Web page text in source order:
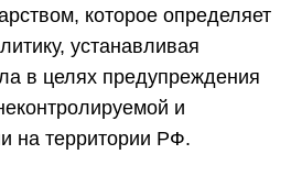
которое определяет
устанавливая
в целях предупреждения
и
на территории РФ.